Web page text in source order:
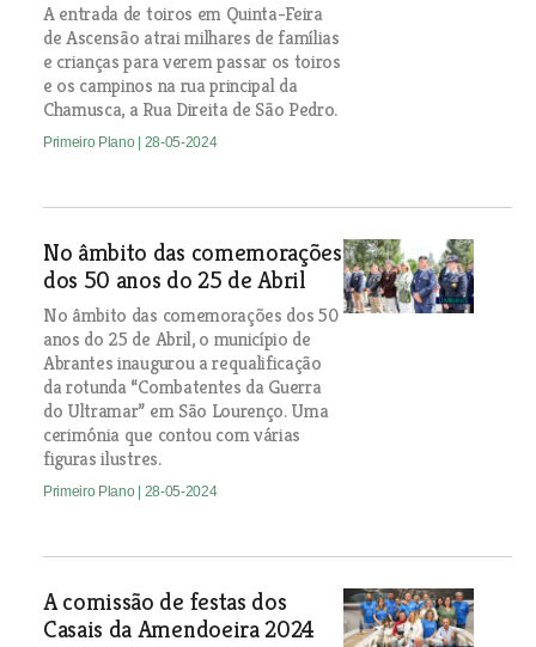
A entrada de toiros em Quinta-Feira
de Ascensão atrai milhares de famílias
e crianças para verem passar os toiros
e os campinos na rua principal da
Chamusca, a Rua Direita de São Pedro.
Primeiro Plano | 28-05-2024
No âmbito das comemorações
dos 50 anos do 25 de Abril
No âmbito das comemorações dos 50
anos do 25 de Abril, o município de
Abrantes inaugurou a requalificação
da rotunda “Combatentes da Guerra
do Ultramar” em São Lourenço. Uma
cerimónia que contou com várias
figuras ilustres.
Primeiro Plano | 28-05-2024
A comissão de festas dos
Casais da Amendoeira 2024